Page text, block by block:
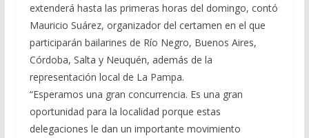
extenderá hasta las primeras horas del domingo, contó
Mauricio Suárez, organizador del certamen en el que
participarán bailarines de Río Negro, Buenos Aires,
Córdoba, Salta y Neuquén, además de la
representación local de La Pampa.
“Esperamos una gran concurrencia. Es una gran
oportunidad para la localidad porque estas
delegaciones le dan un importante movimiento